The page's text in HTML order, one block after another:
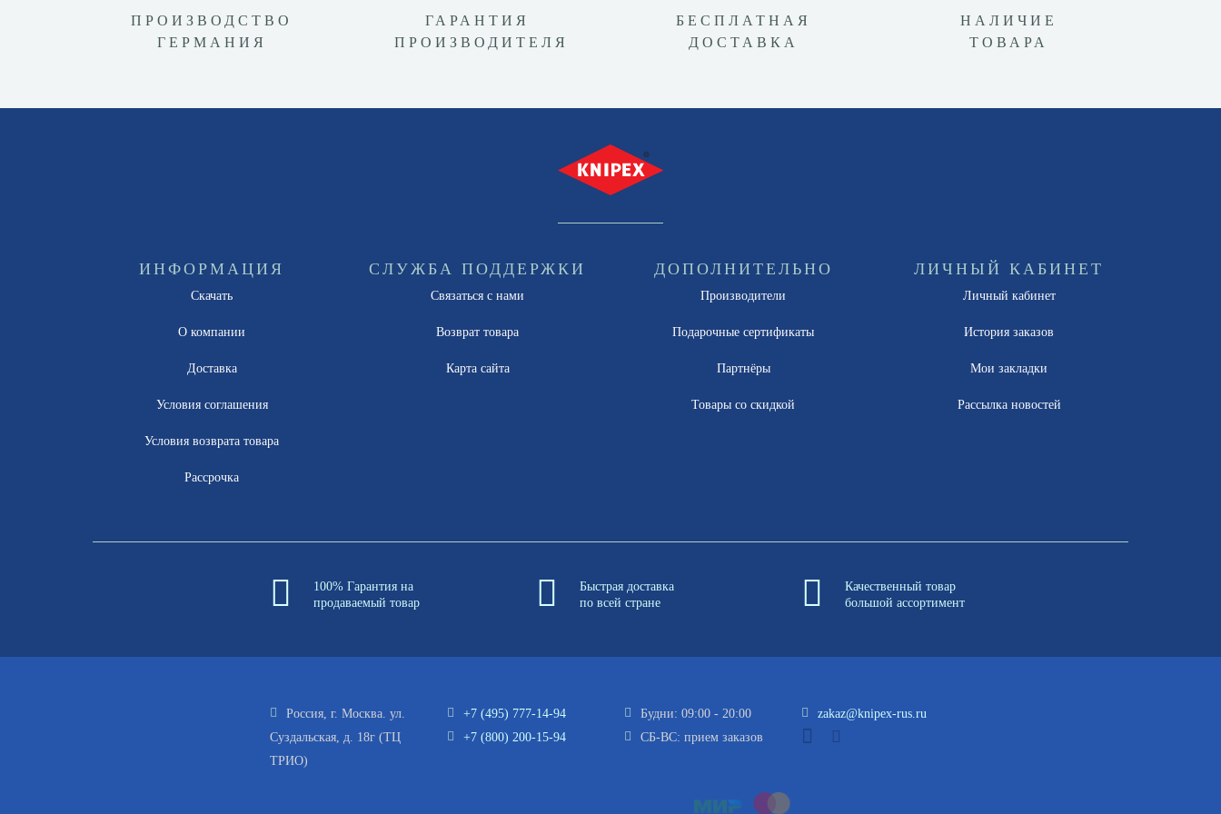
ПРОИЗВОДСТВО
ГЕРМАНИЯ
ГАРАНТИЯ
ПРОИЗВОДИТЕЛЯ
БЕСПЛАТНАЯ
ДОСТАВКА
НАЛИЧИЕ
ТОВАРА
ИНФОРМАЦИЯ
Скачать
О компании
Доставка
Условия соглашения
Условия возврата товара
Рассрочка
СЛУЖБА ПОДДЕРЖКИ
Связаться с нами
Возврат товара
Карта сайта
ДОПОЛНИТЕЛЬНО
Производители
Подарочные сертификаты
Партнёры
Товары со скидкой
ЛИЧНЫЙ КАБИНЕТ
Личный кабинет
История заказов
Мои закладки
Рассылка новостей
100% Гарантия на
продаваемый товар
Быстрая доставка
по всей стране
Качественный товар
большой ассортимент
Россия, г. Москва. ул.
Суздальская, д. 18г (ТЦ
ТРИО)
+7 (495) 777-14-94
+7 (800) 200-15-94
Будни: 09:00 - 20:00
СБ-ВС: прием заказов
zakaz@knipex-rus.ru